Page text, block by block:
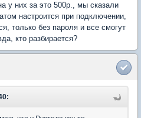
у них за это 500р., мы сказали
настроится при подключении,
только без пароля и все смогут
кто разбирается?